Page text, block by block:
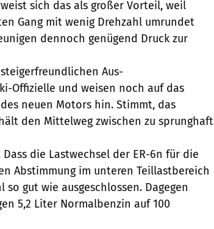
sich das als großer Vorteil, weil
Gang mit wenig Drehzahl umrundet
dennoch genügend Druck zur
Aus-
Offizielle und weisen noch auf das
neuen Motors hin. Stimmt, das
den Mittelweg zwischen zu sprunghaft
die Lastwechsel der ER-6n für die
Abstimmung im unteren Teillastbereich
gut wie ausgeschlossen. Dagegen
5,2 Liter Normalbenzin auf 100